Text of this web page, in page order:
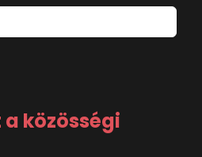
közösségi